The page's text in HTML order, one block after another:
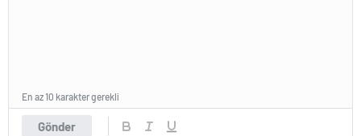
Gönder
En az 10 karakter gerekli